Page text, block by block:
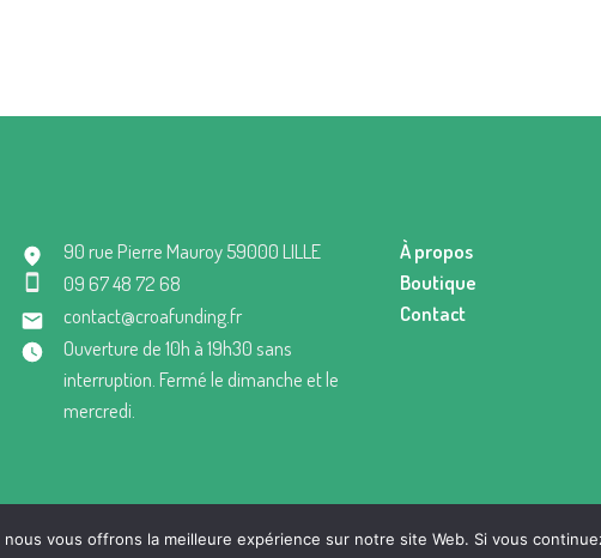
90 rue Pierre Mauroy 59000 LILLE
09 67 48 72 68
contact@croafunding.fr
Ouverture de 10h à 19h30 sans
interruption. Fermé le dimanche et le
mercredi.
À propos
Boutique
Contact
vous offrons la meilleure expérience sur notre site Web. Si vous